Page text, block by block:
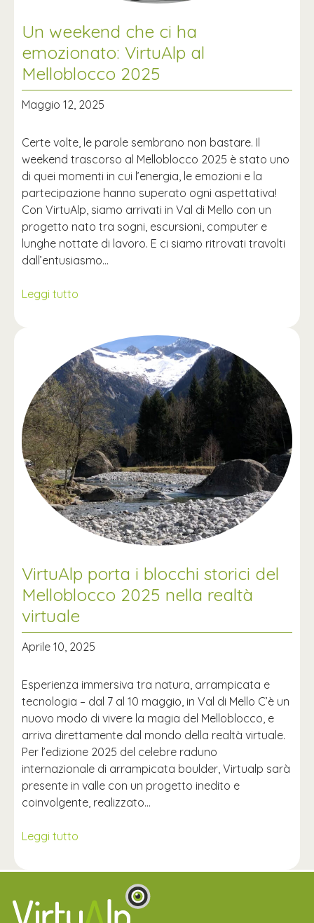
Un weekend che ci ha
emozionato: VirtuAlp al
Melloblocco 2025
Maggio 12, 2025
Certe volte, le parole sembrano non bastare. Il
weekend trascorso al Melloblocco 2025 è stato uno
di quei momenti in cui l’energia, le emozioni e la
partecipazione hanno superato ogni aspettativa!
Con VirtuAlp, siamo arrivati in Val di Mello con un
progetto nato tra sogni, escursioni, computer e
lunghe nottate di lavoro. E ci siamo ritrovati travolti
dall’entusiasmo…
Leggi tutto
VirtuAlp porta i blocchi storici del
Melloblocco 2025 nella realtà
virtuale
Aprile 10, 2025
Esperienza immersiva tra natura, arrampicata e
tecnologia – dal 7 al 10 maggio, in Val di Mello C’è un
nuovo modo di vivere la magia del Melloblocco, e
arriva direttamente dal mondo della realtà virtuale.
Per l’edizione 2025 del celebre raduno
internazionale di arrampicata boulder, Virtualp sarà
presente in valle con un progetto inedito e
coinvolgente, realizzato…
Leggi tutto